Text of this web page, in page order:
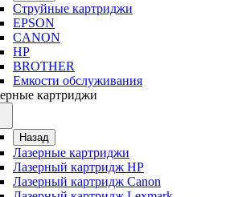
Струйные картриджи
EPSON
CANON
HP
BROTHER
Емкости обслуживания
картриджи
Назад
Лазерные картриджи
Лазерный картридж HP
Лазерный картридж Canon